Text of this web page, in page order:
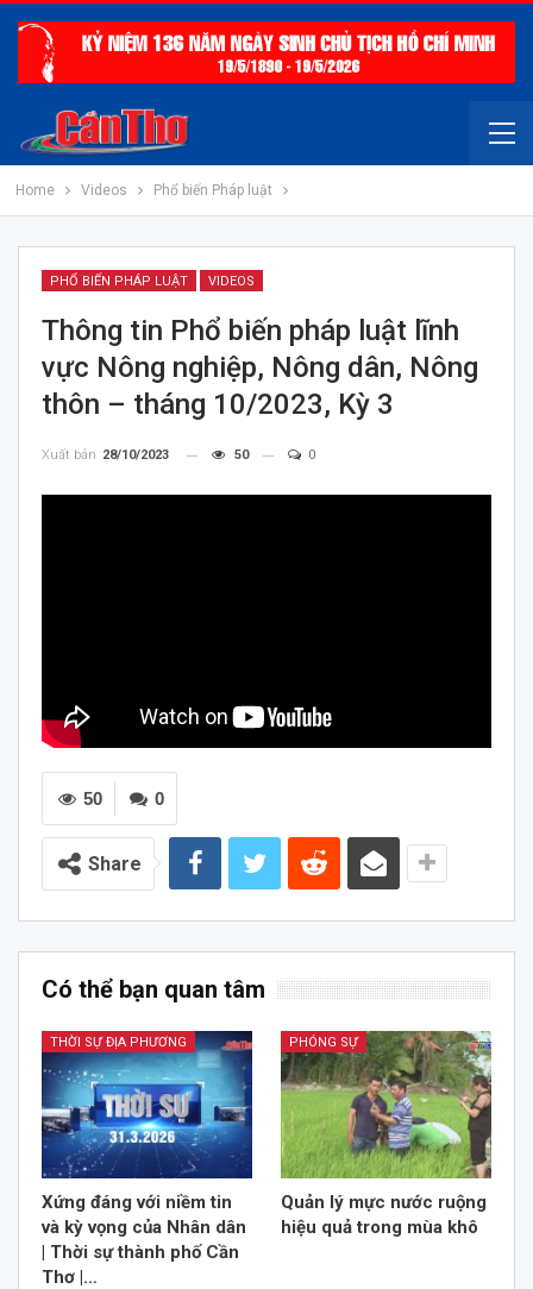
Home Videos Phổ biến Pháp luật
PHỔ BIẾN PHÁP LUẬT VIDEOS
Thông tin Phổ biến pháp luật lĩnh
vực Nông nghiệp, Nông dân, Nông
thôn – tháng 10/2023, Kỳ 3
Xuất bản 28/10/2023 50 0
0
50
Share
Có thể bạn quan tâm
THỜI SỰ ĐỊA PHƯƠNG
Xứng đáng với niềm tin
và kỳ vọng của Nhân dân
| Thời sự thành phố Cần
Thơ |…
PHÓNG SỰ
Quản lý mực nước ruộng
hiệu quả trong mùa khô